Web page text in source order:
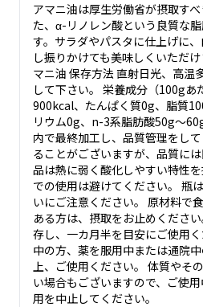
アマニ油は厚生労働省が摂取す
た、α-リノレン酸という良質な
す。サラダやパスタに仕上げに
し振りかけても美味しくいただ
マニ油 保存方法 直射日光、高温
して下さい。 栄養成分（100gあ
900kcal、たんぱく質0g、脂質
リウム0g、n-3系脂肪酸50g～
内で最終加工し、品質管理をし
ることがございますが、品質に
品は熱に弱く酸化しやすい特性
での使用は避けてください。 瓶
いにご注意ください。 原材料で
ある方は、摂取をお止めくださ
存し、一カ月半を目安にご使用
中の方、薬を服用中または通院
上、ご使用ください。 体質やそ
い場合もございますので、ご使
用を中止してください。